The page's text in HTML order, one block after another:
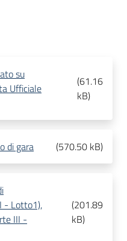
su
Ufficiale
(61.16
kB)
di gara (570.50 kB)
- Lotto1),
III -
(201.89
kB)